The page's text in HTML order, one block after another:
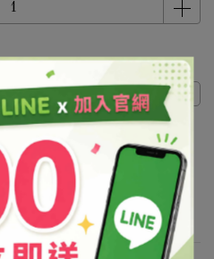
介紹